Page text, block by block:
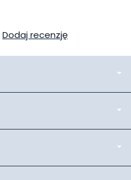
Dodaj recenzję